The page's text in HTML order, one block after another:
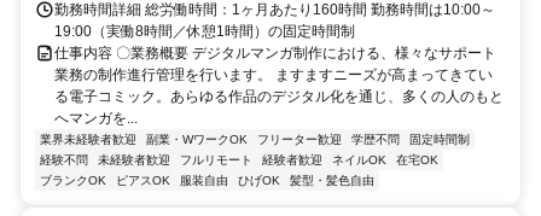
勤務時間詳細 総労働時間：1ヶ月あたり160時間 勤務時間は10:00～
19:00（実働8時間／休憩1時間）の固定時間制
仕事内容 〇業務概要 デジタルマンガ制作における、様々なサポート
業務の制作進行管理を行います。 ますますニーズが高まってきてい
る電子コミック。あらゆる作品のデジタル化を通じ、多くの人のもと
へマンガを...
業界未経験者歓迎 副業・WワークOK フリーター歓迎 学歴不問
固定時間制
経験不問
未経験者歓迎 フルリモート 経験者歓迎 ネイルOK
在宅OK
ブランクOK
ピアスOK 服装自由 ひげOK 髪型・髪色自由